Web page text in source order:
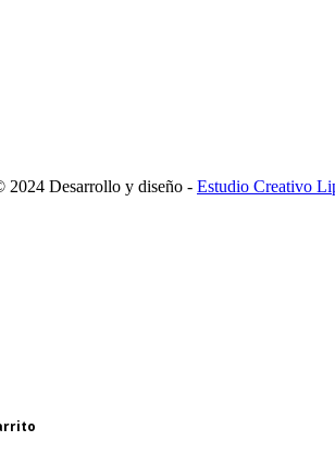
2024 Desarrollo y diseño - Estudio Creativo